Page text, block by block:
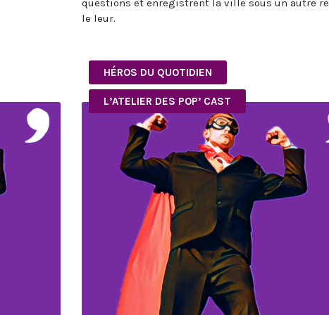
questions et enregistrent la ville sous un autre
le leur.
HÉROS DU QUOTIDIEN
L’ATELIER DES POP’ CAST